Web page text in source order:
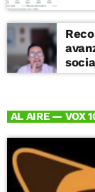
AL AIRE — VOX